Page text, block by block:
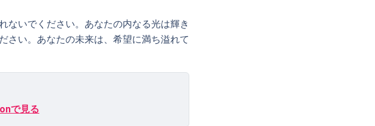
ないでください。あなたの内なる光は輝き
さい。あなたの未来は、希望に満ち溢れて
で見る